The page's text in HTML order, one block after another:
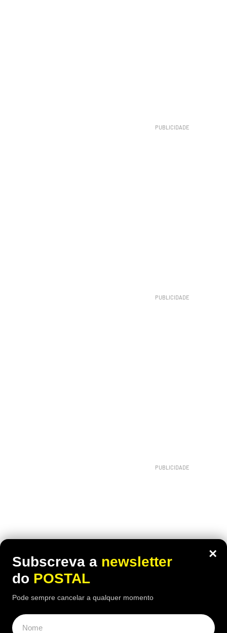
×
Subscreva a newsletter
do POSTAL
Pode sempre cancelar a qualquer momento